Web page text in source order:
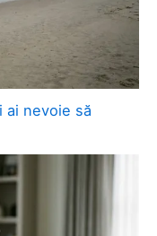
ai nevoie să